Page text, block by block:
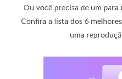
Ou você precisa de um
Confira a lista dos 6
uma